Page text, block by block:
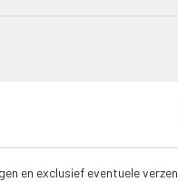
en exclusief eventuele